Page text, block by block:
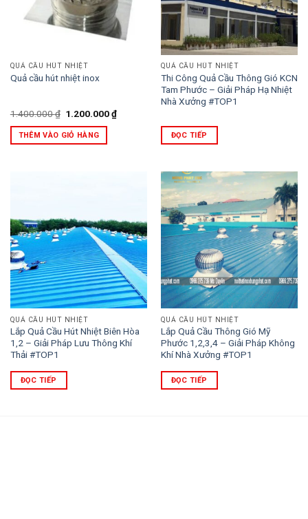
QUẢ CẦU HÚT NHIỆT
Quả cầu hút nhiệt inox
1.400.000₫ Giá
là:
1.400.000 ₫.
1.200.000₫Giá
hiện
THÊM VÀO GIỎ HÀNG
QUẢ CẦU HÚT NHIỆT
Thi Công Quả Cầu Thông Gió KCN
Tam Phước – Giải Pháp Hạ Nhiệt
Nhà Xưởng #TOP1
ĐỌC TIẾP
QUẢ CẦU HÚT NHIỆT
Lắp Quả Cầu Hút Nhiệt Biên Hòa
1,2 – Giải Pháp Lưu Thông Khí
Thải #TOP1
ĐỌC TIẾP
QUẢ CẦU HÚT NHIỆT
Lắp Quả Cầu Thông Gió Mỹ
Phước 1,2,3,4 – Giải Pháp Không
Khí Nhà Xưởng #TOP1
ĐỌC TIẾP